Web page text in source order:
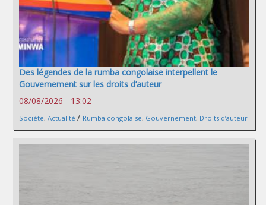
Des légendes de la rumba congolaise interpellent le
Gouvernement sur les droits d’auteur
08/08/2026 - 13:02
Société, Actualité / Rumba congolaise, Gouvernement, Droits d’auteur